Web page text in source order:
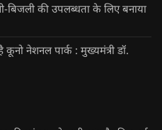
बिजली की उपलब्धता के लिए बनाया
नेशनल पार्क : मुख्यमंत्री डॉ.